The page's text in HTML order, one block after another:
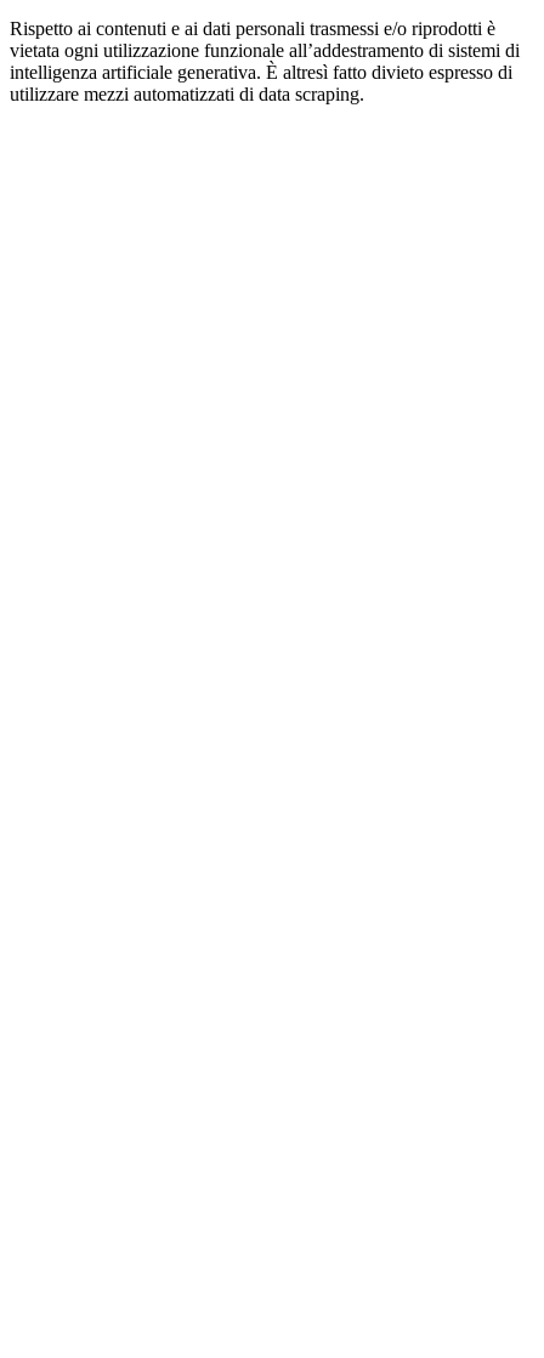
Rispetto ai contenuti e ai dati personali trasmessi e/o riprodotti è
vietata ogni utilizzazione funzionale all’addestramento di sistemi di
intelligenza artificiale generativa. È altresì fatto divieto espresso di
utilizzare mezzi automatizzati di data scraping.